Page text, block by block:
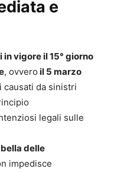
e
in vigore il 15° giorno
, ovvero il 5 marzo
causati da sinistri
legali sulle
delle
impedisce